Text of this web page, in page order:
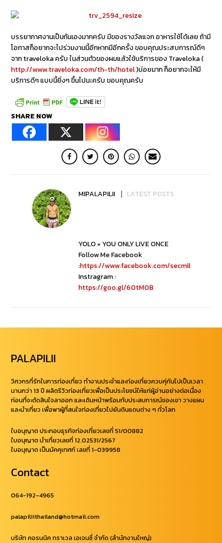
บรรยากาศงานเป็นกันเองมากครับ มีของรางวัลแจก อาหารใช้ได้เลย ถ้ามี
โอกาสก็อยากจะไปร่วมงานนี้อีกหากมีอีกครั้ง ขอบคุณประสบการณ์ดีๆ
จาก traveloka ครับ ในส่วนตัวของผมแล้วใช้บริการของ Traveloka (
http://www.traveloka.com/th-th/hotel)บ่อยมาก ก็อยากจะให้มี
บริการดีๆ แบบนี้ยิ่งๆ ขึ้นไปนะครับ ขอบคุณครับ
SHARE NOW
MIPALAPILII LATEST POSTS
YOLO = YOU ONLY LIVE ONCE
Follow Me Facebook
:https://www.facebook.com/secmibubbib
Instragram :
https://goo.gl/60tM0B
PALAPILII
วิศวกรที่รักในการท่องเที่ยว ทำงานประจำและท่องเที่ยวควบคุ่กันไปเป็นเวลา
นานกว่า 13 ปี ผลิตรีวิวท่องเที่ยวเพื่อเป็นประโยชน์ให้แก่ผู้อ่านอย่างต่อเนื่อง
ก่อนที่จะตัดสินใจลาออก และเดินหน้าพร้อมกับประสบการณ์ของเขา วางแผน
และนำเที่ยว เพื่อพาผู้ที่สนใจท่องเที่ยวไปยันดินแดนต่าง ๆ ทั่วโลก
ใบอนุญาต ประกอบธุรกิจท่องเที่ยวเลขที่ 51/00882
ใบอนุญาต นำเที่ยวเลขที่ 12.02531/2567
ใบอนุญาต เป็นมัคคุเทศก์ เลขที่ 1-039958
Contact
064-192-4965
palapiliithailand@hotmail.com
บริษัท คอรนนิค ทราเวล เอเจนซี่ จำกัด (สำนักงานใหญ่)